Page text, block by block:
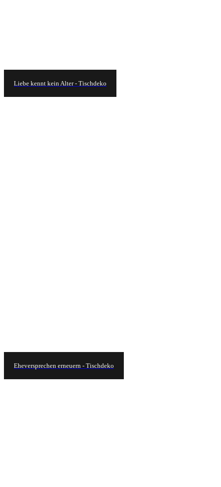
Liebe kennt kein Alter - Tischdeko
Eheversprechen erneuern - Tischdeko